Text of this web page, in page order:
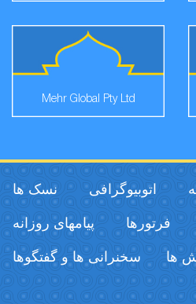
Mehr Global Pty Ltd
اتوبیوگرافی نسک ها
فرتورها پیامهای روزانه
ها سخنرانی ها و گفتگوها